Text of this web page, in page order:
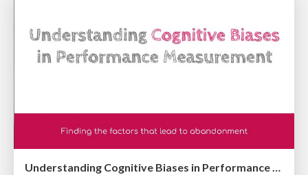
Understanding Cognitive Biases in Performance Measurement